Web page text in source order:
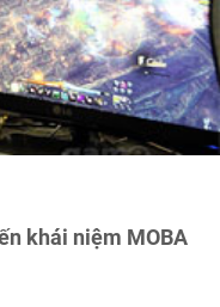
khái niệm MOBA